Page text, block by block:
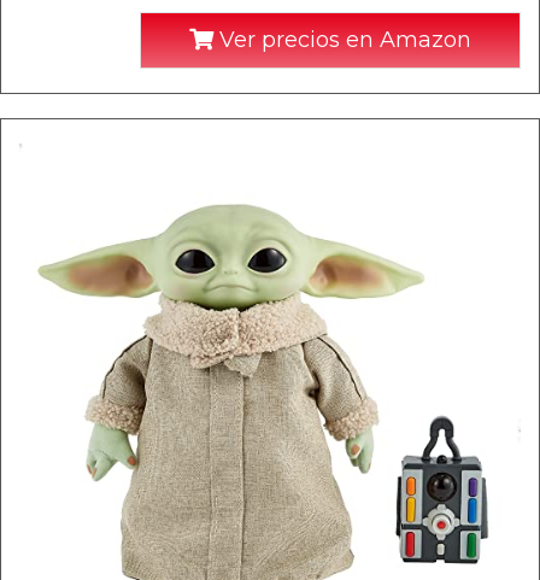
Ver precios en Amazon